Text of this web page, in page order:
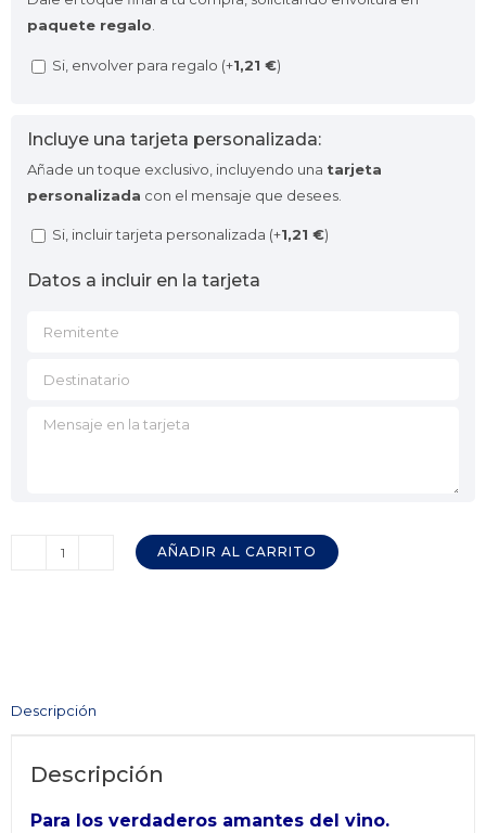
paquete regalo
Si, envolver para regalo (+1,21 €)
Incluye una tarjeta personalizada:
Añade un toque exclusivo, incluyendo una tarjeta
personalizada con el mensaje que desees.
Si, incluir tarjeta personalizada (+1,21 €)
Datos a incluir en la tarjeta
(Caja)
AÑADIR AL CARRITO
Descripción
Descripción
Para los verdaderos amantes del vino.